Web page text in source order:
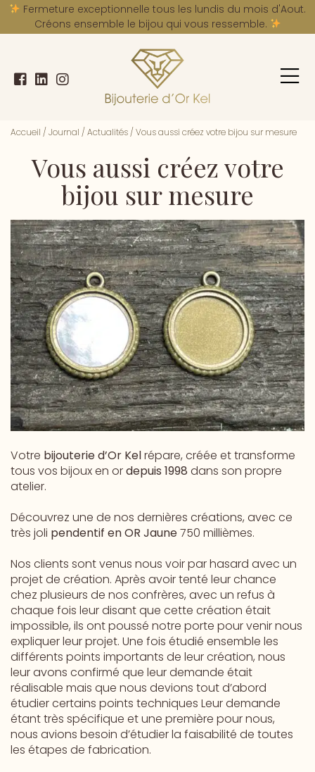
Fermeture exceptionnelle tous les lundis du mois d'Aout.
Créons ensemble le bijou qui vous ressemble.
Accueil / Journal / Actualités / Vous aussi créez votre bijou sur mesure
Vous aussi créez votre
bijou sur mesure
Votre bijouterie d’Or Kelrépare, créée et transforme
tous vos bijoux en ordepuis 1998 dans son propre
atelier.
Découvrez une de nos dernières créations, avec ce
très joli pendentif en OR Jaune750 millièmes.
Nos clients sont venus nous voir par hasard avec un
projet de création. Après avoir tenté leur chance
chez plusieurs de nos confrères, avec un refus à
chaque fois leur disant que cette création était
impossible, ils ont poussé notre porte pour venir nous
expliquer leur projet. Une fois étudié ensemble les
différents points importants de leur création, nous
leur avons confirmé que leur demande était
réalisable mais que nous devions tout d’abord
étudier certains points techniques Leur demande
étant très spécifique et une première pour nous,
nous avions besoin d’étudier la faisabilité de toutes
les étapes de fabrication.